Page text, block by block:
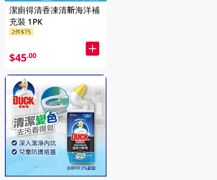
潔廁得清香凍清新海洋補
充裝 1PK
2件$75
$45.00